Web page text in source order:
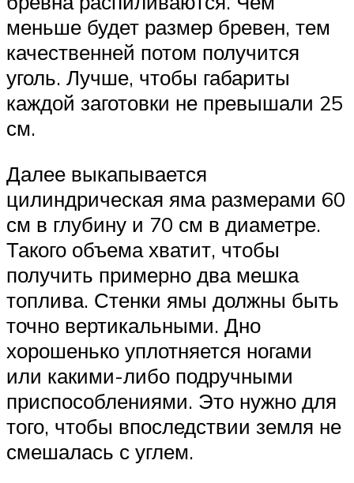
меньше будет размер бревен, тем
качественней потом получится
уголь. Лучше, чтобы габариты
каждой заготовки не превышали 25
см.
Далее выкапывается
цилиндрическая яма размерами 60
см в глубину и 70 см в диаметре.
Такого объема хватит, чтобы
получить примерно два мешка
топлива. Стенки ямы должны быть
точно вертикальными. Дно
хорошенько уплотняется ногами
или какими-либо подручными
приспособлениями. Это нужно для
того, чтобы впоследствии земля не
смешалась с углем.